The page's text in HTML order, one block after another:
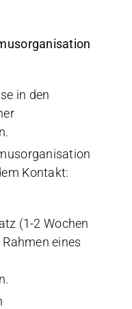
in den
Kontakt:
(1-2 Wochen
eines